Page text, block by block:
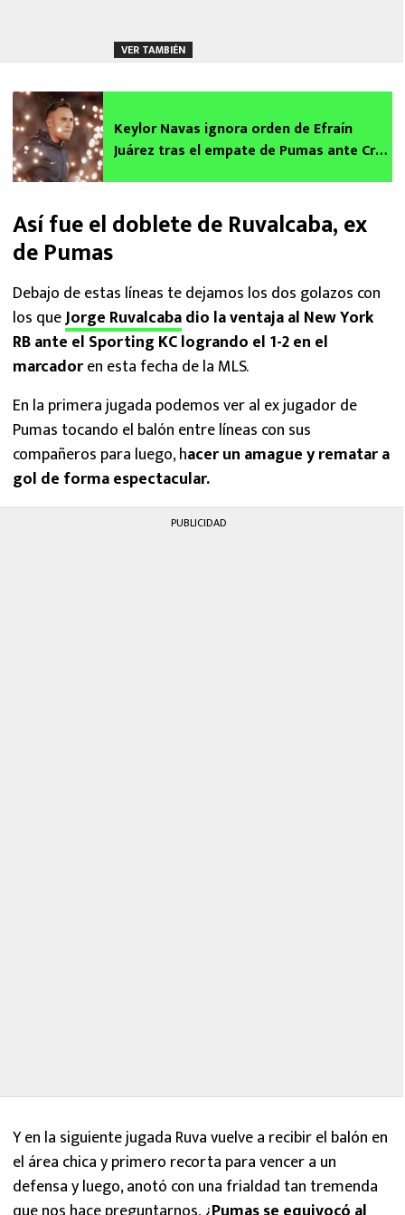
VER TAMBIÉN
Keylor Navas ignora orden de Efraín
Juárez tras el empate de Pumas ante Cruz
Así fue el doblete de Ruvalcaba, ex
de Pumas
Debajo de estas líneas te dejamos los dos golazos con
los queJorge Ruvalcabadio la ventaja al New York
RB ante el Sporting KC logrando el 1-2 en el
marcadoren esta fecha de la MLS.
En la primera jugada podemos ver al ex jugador de
Pumas tocando el balón entre líneas con sus
compañeros para luego, hacer un amague y rematar a
gol de forma espectacular.
PUBLICIDAD
Y en la siguiente jugada Ruva vuelve a recibir el balón en
el área chica y primero recorta para vencer a un
defensa y luego, anotó con una frialdad tan tremenda